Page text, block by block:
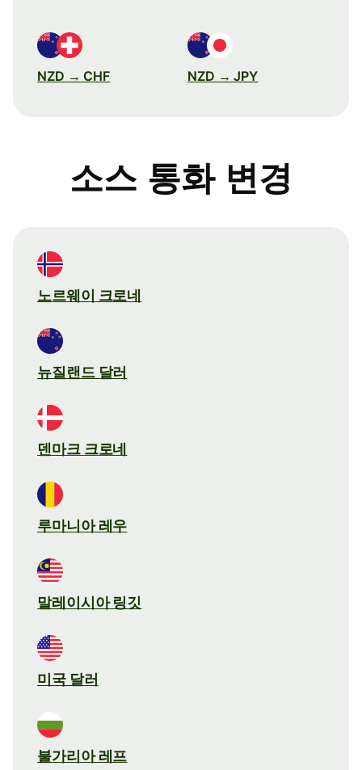
NZD → CHF NZD → JPY
소스 통화 변경
노르웨이 크로네
뉴질랜드 달러
덴마크 크로네
루마니아 레우
말레이시아 링깃
미국 달러
불가리아 레프